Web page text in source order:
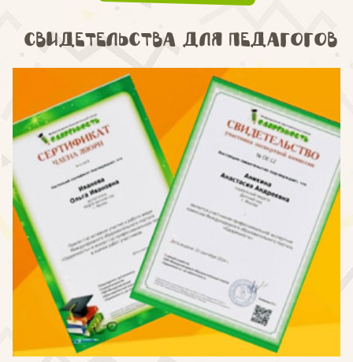
Свидетельства для педагогов